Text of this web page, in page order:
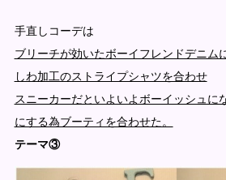
手直しコーデは
ブリーチが効いたボーイフレンドデニム
しわ加工のストライプシャツを合わせ
スニーカーだといよいよボーイッシュに
にする為ブーティを合わせた。
テーマ③